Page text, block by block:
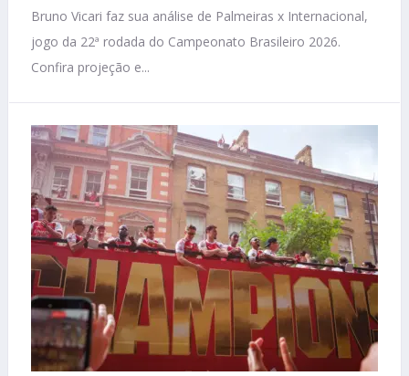
Bruno Vicari faz sua análise de Palmeiras x Internacional,
jogo da 22ª rodada do Campeonato Brasileiro 2026.
Confira projeção e...